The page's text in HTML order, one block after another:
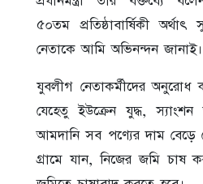
৫০তম প্রতিষ্ঠাবার্ষিকী
নেতাকে আমি অভিনন্দন জানাই।
যুবলীগ নেতাকর্মীদের অনুরোধ
যেহেতু ইউক্রেন যুদ্ধ,
আমদানি সব পণ্যের দাম বেড়ে
গ্রামে যান, নিজের জমি চাষ